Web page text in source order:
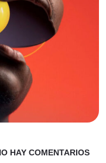
HAY COMENTARIOS